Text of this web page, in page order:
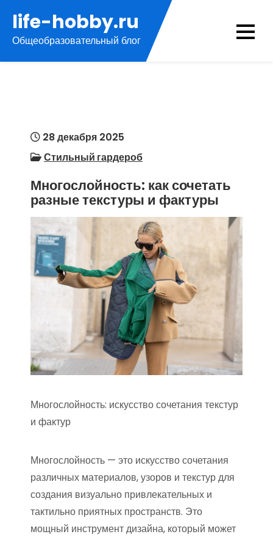
содержимому
life-hobby.ru
Общеобразовательный блог
28 декабря 2025
Стильный гардероб
Многослойность: как сочетать
разные текстуры и фактуры
Многослойность: искусство сочетания текстур
и фактур
Многослойность — это искусство сочетания
различных материалов, узоров и текстур для
создания визуально привлекательных и
тактильно приятных пространств. Это
мощный инструмент дизайна, который может